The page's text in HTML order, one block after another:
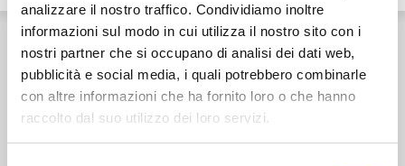
analizzare il nostro traffico. Condividiamo inoltre
informazioni sul modo in cui utilizza il nostro sito con i
nostri partner che si occupano di analisi dei dati web,
pubblicità e social media, i quali potrebbero combinarle
con altre informazioni che ha fornito loro o che hanno
raccolto dal suo utilizzo dei loro servizi.